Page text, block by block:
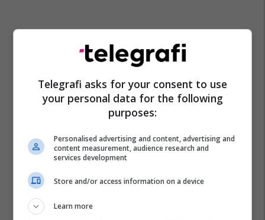
Telegrafi asks for your consent to use
your personal data for the following
purposes:
Personalised advertising and content, advertising and
content measurement, audience research and
services development
Store and/or access information on a device
Learn more